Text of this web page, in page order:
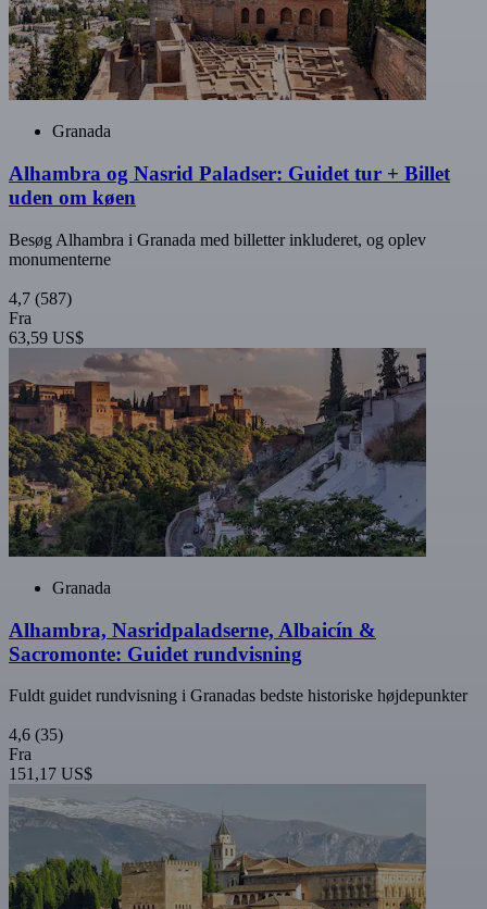
Granada
Alhambra og Nasrid Paladser: Guidet tur + Billet
uden om køen
Besøg Alhambra i Granada med billetter inkluderet, og oplev
monumenterne
4,7 (587)
Fra
63,59 US$
Granada
Alhambra, Nasridpaladserne, Albaicín &
Sacromonte: Guidet rundvisning
Fuldt guidet rundvisning i Granadas bedste historiske højdepunkter
4,6 (35)
Fra
151,17 US$